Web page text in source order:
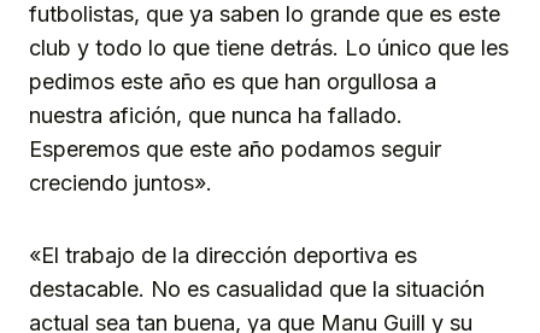
futbolistas, que ya saben lo grande que es este
club y todo lo que tiene detrás. Lo único que les
pedimos este año es que han orgullosa a
nuestra afición, que nunca ha fallado.
Esperemos que este año podamos seguir
creciendo juntos».
«El trabajo de la dirección deportiva es
destacable. No es casualidad que la situación
actual sea tan buena, ya que Manu Guill y su